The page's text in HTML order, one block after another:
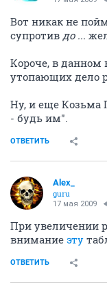
Вот никак не
супротив до ...
Короче, в данном
утопающих дело
Ну, и еще Козьма
- будь им".
ОТВЕТИТЬ
Alex_
guru
17 мая 2009
При увеличении
внимание эту
ОТВЕТИТЬ